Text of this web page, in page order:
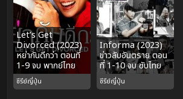
Let’s Get
Divorced (2023)
หย่ากันดีกว่า ตอนที่
1-9 จบ พากย์ไทย
ซีรีย์ญี่ปุ่น
Informa (2023)
ข่าวลับอันตราย ตอน
ที่ 1-10 จบ ซับไทย
ซีรีย์ญี่ปุ่น